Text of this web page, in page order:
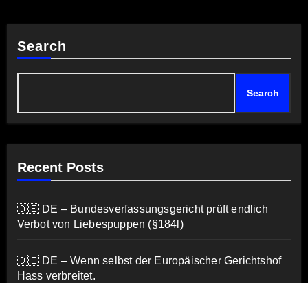
Search
Search
Recent Posts
🇩🇪 DE – Bundesverfassungsgericht prüft endlich
Verbot von Liebespuppen (§184l)
🇩🇪 DE – Wenn selbst der Europäischer Gerichtshof
Hass verbreitet.